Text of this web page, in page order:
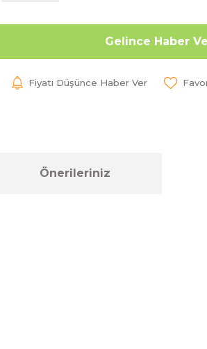
Gelince Haber
Fiyatı Düşünce Haber Ver
Önerileriniz